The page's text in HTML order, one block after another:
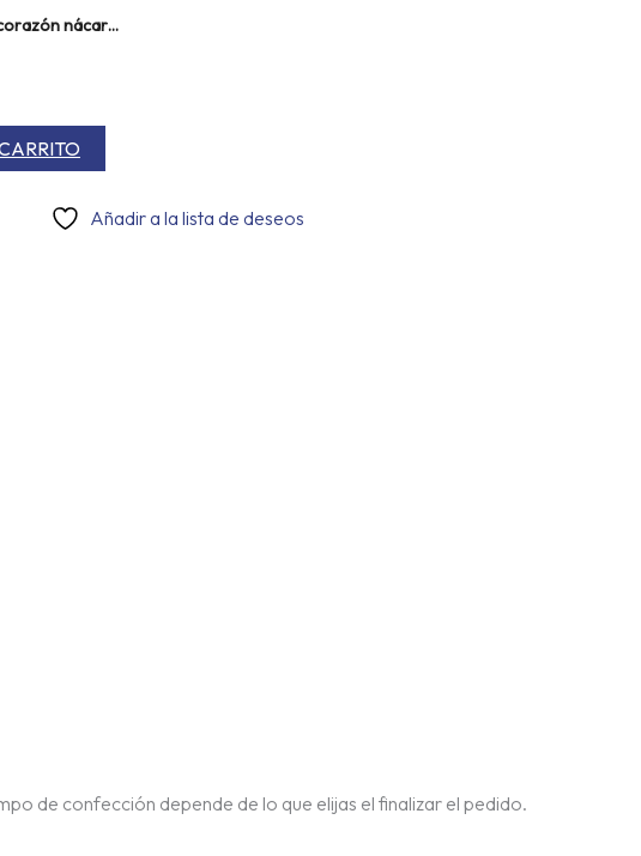
nácar…
Añadir a la lista de deseos
de confección depende de lo que elijas el finalizar el pedido.